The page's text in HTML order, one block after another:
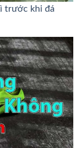
trước khi đá